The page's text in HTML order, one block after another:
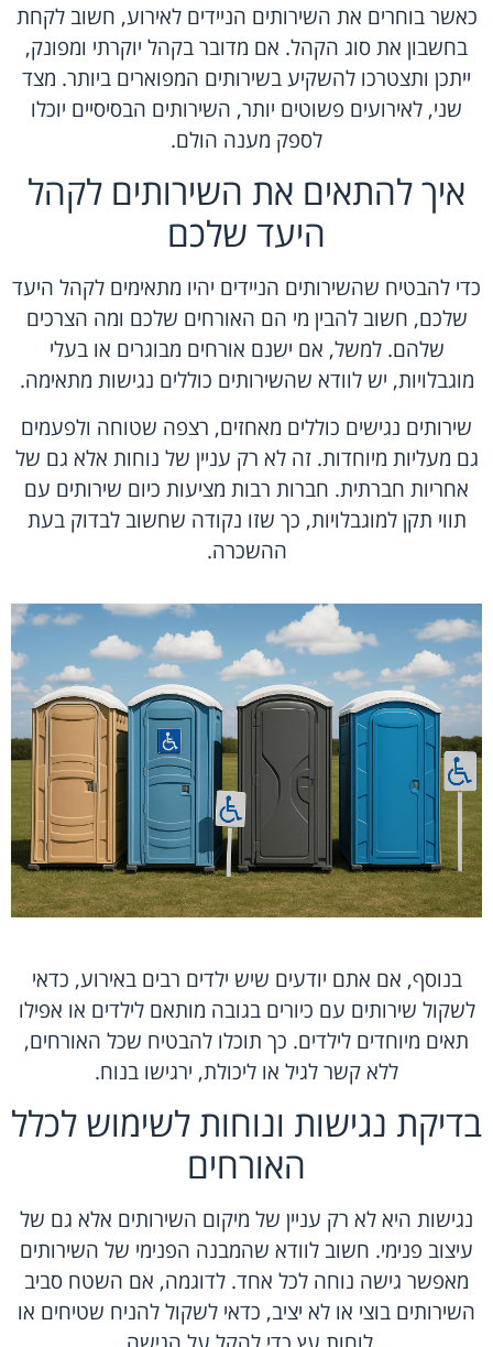
כאשר בוחרים את השירותים הניידים לאירוע, חשוב לקחת
בחשבון את סוג הקהל. אם מדובר בקהל יוקרתי ומפונק,
ייתכן ותצטרכו להשקיע בשירותים המפוארים ביותר. מצד
שני, לאירועים פשוטים יותר, השירותים הבסיסיים יוכלו
לספק מענה הולם.
איך להתאים את השירותים לקהל
היעד שלכם
כדי להבטיח שהשירותים הניידים יהיו מתאימים לקהל היעד
שלכם, חשוב להבין מי הם האורחים שלכם ומה הצרכים
שלהם. למשל, אם ישנם אורחים מבוגרים או בעלי
מוגבלויות, יש לוודא שהשירותים כוללים נגישות מתאימה.
שירותים נגישים כוללים מאחזים, רצפה שטוחה ולפעמים
גם מעליות מיוחדות. זה לא רק עניין של נוחות אלא גם של
אחריות חברתית. חברות רבות מציעות כיום שירותים עם
תווי תקן למוגבלויות, כך שזו נקודה שחשוב לבדוק בעת
ההשכרה.
בנוסף, אם אתם יודעים שיש ילדים רבים באירוע, כדאי
לשקול שירותים עם כיורים בגובה מותאם לילדים או אפילו
תאים מיוחדים לילדים. כך תוכלו להבטיח שכל האורחים,
ללא קשר לגיל או ליכולת, ירגישו בנוח.
בדיקת נגישות ונוחות לשימוש לכלל
האורחים
נגישות היא לא רק עניין של מיקום השירותים אלא גם של
עיצוב פנימי. חשוב לוודא שהמבנה הפנימי של השירותים
מאפשר גישה נוחה לכל אחד. לדוגמה, אם השטח סביב
השירותים בוצי או לא יציב, כדאי לשקול להניח שטיחים או